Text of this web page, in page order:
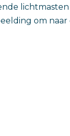
om naar